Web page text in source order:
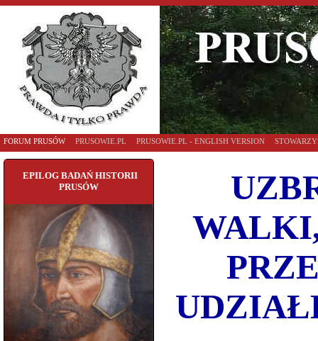
FORUM PRUSÓW PRUSOWIE.PL PRUSOWIE.PL - ENGLISH VERSION
EPILOG BADAŃ HISTORII
PRUSÓW